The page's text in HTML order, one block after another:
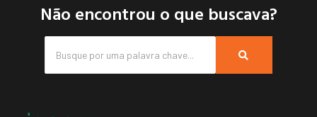
Não encontrou o que buscava?